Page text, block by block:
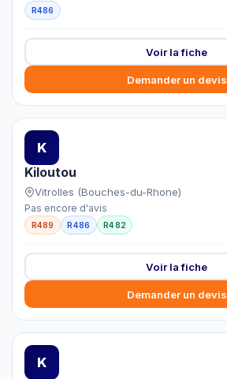
R486
Voir la fiche
Demander un devis
K
Kiloutou
Vitrolles (Bouches-du-Rhone)
Pas encore d'avis
R489 R486 R482
Voir la fiche
Demander un devis
K